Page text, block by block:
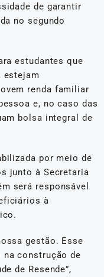
de garantir
no segundo
estudantes que
estejam
renda familiar
e, no caso das
bolsa integral de
por meio de
junto à Secretaria
será responsável
à
gestão. Esse
construção de
de Resende”,